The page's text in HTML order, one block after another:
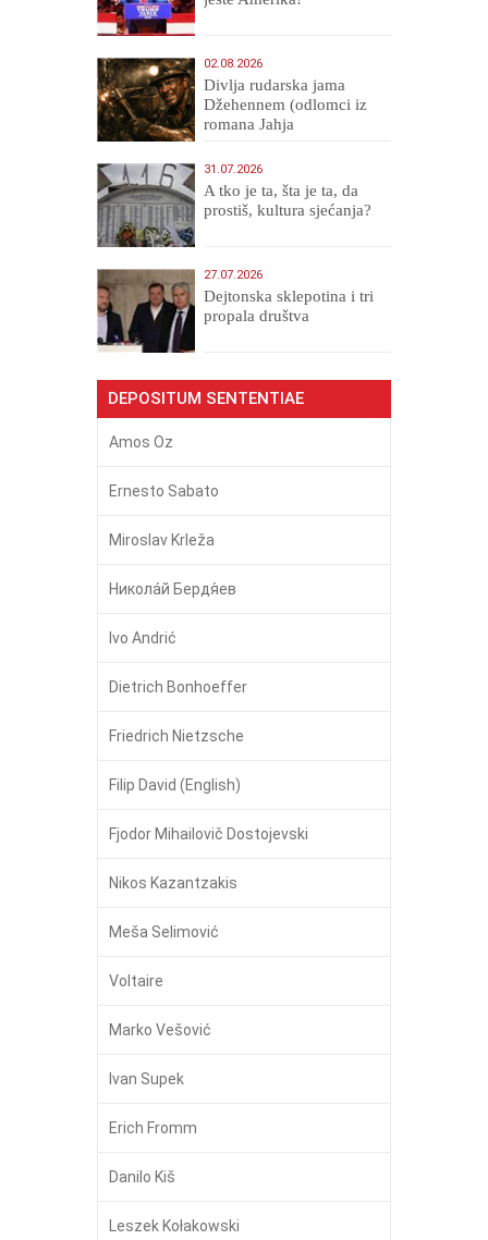
02.08.2026
Divlja rudarska jama
Džehennem (odlomci iz
romana Jahja
31.07.2026
A tko je ta, šta je ta, da
prostiš, kultura sjećanja?
27.07.2026
Dejtonska sklepotina i tri
propala društva
DEPOSITUM SENTENTIAE
Amos Oz
Ernesto Sabato
Miroslav Krleža
Никола́й Бердя́ев
Ivo Andrić
Dietrich Bonhoeffer
Friedrich Nietzsche
Filip David (English)
Fjodor Mihailovič Dostojevski
Nikos Kazantzakis
Meša Selimović
Voltaire
Marko Vešović
Ivan Supek
Erich Fromm
Danilo Kiš
Leszek Kołakowski